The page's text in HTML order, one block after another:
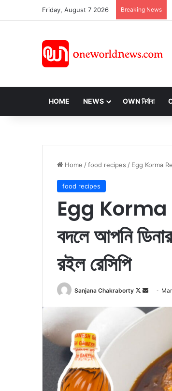
Friday, August 7 2026 Breaking News
HOME NEWS OWN নির্বাবা
Home /food recipes / Egg Korma
food recipes
Egg Korma
বদলে আপনি ডিনার
রইল রেসিপি
Sanjana Chakraborty
F
l
n
n
e
m
a